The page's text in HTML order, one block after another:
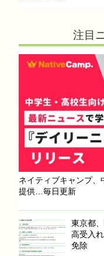
注目
ネイティブキャンプ
提供…毎日更新
東京都
高受入
免除